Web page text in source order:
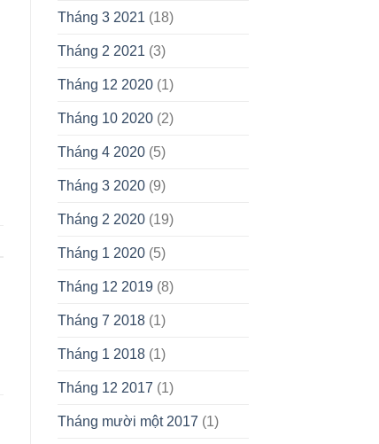
Tháng 3 2021 (18)
Tháng 2 2021 (3)
Tháng 12 2020(1)
Tháng 10 2020(2)
Tháng 4 2020(5)
Tháng 3 2020(9)
Tháng 2 2020(19)
Tháng 1 2020(5)
Tháng 12 2019(8)
Tháng 7 2018(1)
Tháng 1 2018(1)
Tháng 12 2017 (1)
Tháng mười một 2017 (1)